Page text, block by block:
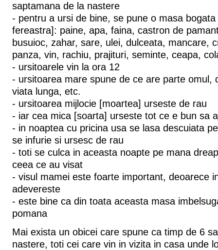
saptamana de la nastere
- pentru a ursi de bine, se pune o masa
fereastra]: paine, apa, faina, castron de
busuioc, zahar, sare, ulei, dulceata, mancare,
panza, vin, rachiu, prajituri, seminte, ceapa,
- ursitoarele vin la ora 12
- ursitoarea mare spune de ce are parte omul,
viata lunga, etc.
- ursitoarea mijlocie [moartea] urseste de rau
- iar cea mica [soarta] urseste tot ce e bun sa
- in noaptea cu pricina usa se lasa descuiata
se infurie si ursesc de rau
- toti se culca in aceasta noapte pe mana
ceea ce au visat
- visul mamei este foarte important, deoarece
adevereste
- este bine ca din toata aceasta masa
pomana
Mai exista un obicei care spune ca timp de 6
nastere, toti cei care vin in vizita in casa unde